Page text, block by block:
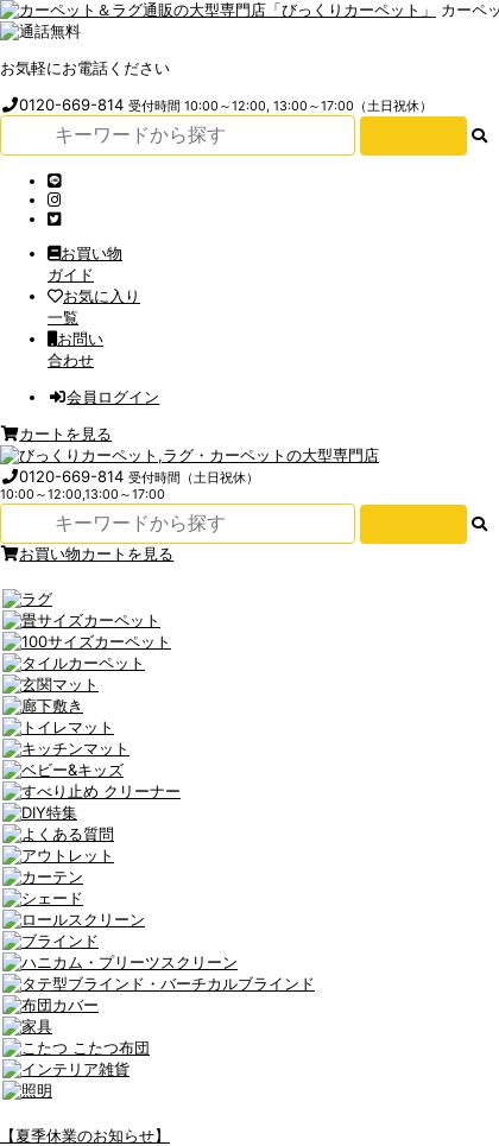
カーペ
お気軽にお電話ください
0120-669-814受付時間 10:00～12:00, 13:00～17:00（土日祝休）
お買い物
ガイド
お気に入り
一覧
お問い
合わせ
会員ログイン
カートを見る
0120-669-814受付時間（土日祝休）
10:00～12:00,13:00～17:00
お買い物カートを見る
【夏季休業のお知らせ】